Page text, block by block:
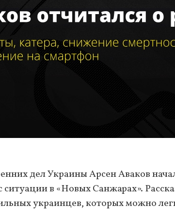
дел Украины Арсен Аваков
ситуации в «Новых Санжарах».
украинцев, которых можно